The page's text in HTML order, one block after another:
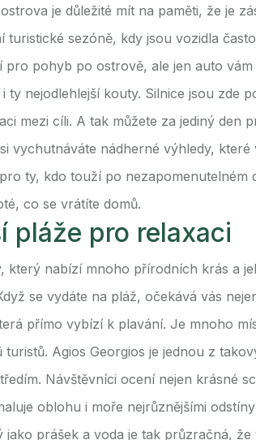
je důležité mít na paměti, že je
turistické sezóně, kdy jsou vozidla
pro pohyb po ostrově, ale jen auto
ty nejodlehlejší kouty. Silnice jsou zde
mezi cíli. A tak můžete za jediný den
vychutnáváte nádherné výhledy,
ty, kdo touží po nezapomenutelném
co se vrátíte domů.
pláže pro relaxaci
který nabízí mnoho přírodních krás a
se vydáte na pláž, očekává vás
přímo vybízí k plavání. Je mnoho
turistů. Agios Georgios je jednou z
Návštěvníci ocení nejen krásné
oblohu i moře nejrůznějšími
jako prášek a voda je tak průzračná,